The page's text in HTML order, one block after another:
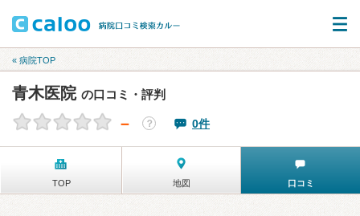
« 病院TOP
青木医院 の口コミ・評判
－ ？ 0件
TOP 地図 口コミ